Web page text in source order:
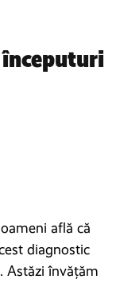
află că
diagnostic
Astăzi învățăm